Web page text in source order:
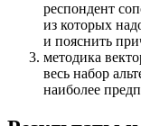
респондент
из которых
и пояснить
методика
весь набор
наиболее